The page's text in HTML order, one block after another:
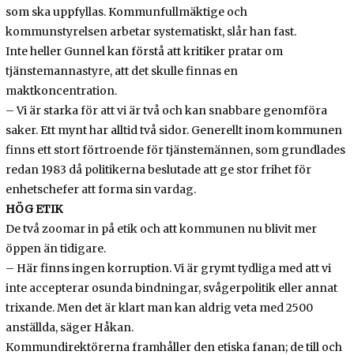
som ska uppfyllas. Kommunfullmäktige och
kommunstyrelsen arbetar systematiskt, slår han fast.
Inte heller Gunnel kan förstå att kritiker pratar om
tjänstemannastyre, att det skulle finnas en
maktkoncentration.
– Vi är starka för att vi är två och kan snabbare genomföra
saker. Ett mynt har alltid två sidor. Generellt inom kommunen
finns ett stort förtroende för tjänstemännen, som grundlades
redan 1983 då politikerna beslutade att ge stor frihet för
enhetschefer att forma sin vardag.
HÖG ETIK
De två zoomar in på etik och att kommunen nu blivit mer
öppen än tidigare.
– Här finns ingen korruption. Vi är grymt tydliga med att vi
inte accepterar osunda bindningar, svågerpolitik eller annat
trixande. Men det är klart man kan aldrig veta med 2500
anställda, säger Håkan.
Kommundirektörerna framhåller den etiska fanan; de till och